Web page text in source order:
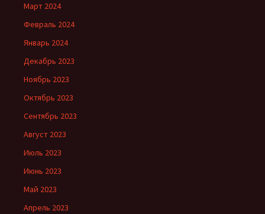
Март 2024
Февраль 2024
Январь 2024
Декабрь 2023
Ноябрь 2023
Октябрь 2023
Сентябрь 2023
Август 2023
Июль 2023
Июнь 2023
Май 2023
Апрель 2023